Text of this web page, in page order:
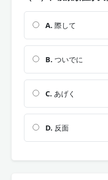
A. 際して
B. ついでに
C. あげく
D. 反面